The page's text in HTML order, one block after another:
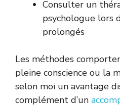
Consulter un
psychologue lors
prolongés
Les méthodes
pleine conscience ou la
selon moi un avantage
complément d’un